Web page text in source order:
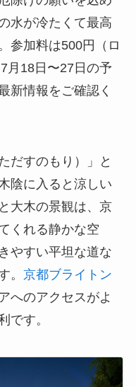
水が冷たくて最高
参加料は500円（ロ
月18日〜27日の予
新情報をご確認く
だすのもり）」と
陰に入ると涼しい
大木の景観は、京
くれる静かな空
やすい平坦な道な
。 京都ブライトン
へのアクセスがよ
です。